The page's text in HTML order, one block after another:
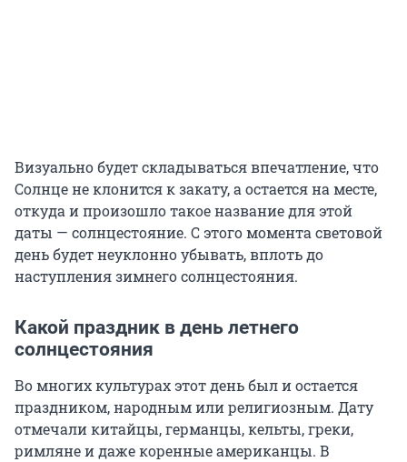
Визуально будет складываться впечатление, что
Солнце не клонится к закату, а остается на месте,
откуда и произошло такое название для этой
даты — солнцестояние. С этого момента световой
день будет неуклонно убывать, вплоть до
наступления зимнего солнцестояния.
Какой праздник в день летнего
солнцестояния
Во многих культурах этот день был и остается
праздником, народным или религиозным. Дату
отмечали китайцы, германцы, кельты, греки,
римляне и даже коренные американцы. В